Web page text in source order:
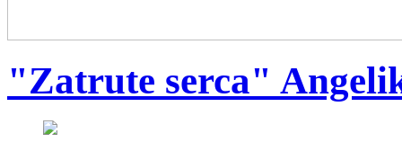
"Zatrute serca"